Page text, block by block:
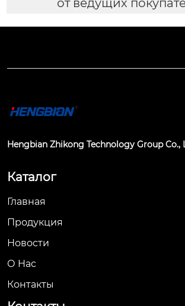
от ведущих
Hengbian Zhikong Technology Group Co.,
Каталог
Главная
Продукция
Новости
О Hас
Контакты